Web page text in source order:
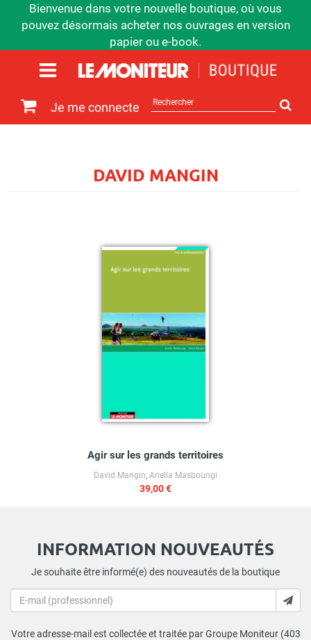
Bienvenue dans votre nouvelle boutique, où vous
pouvez désormais acheter nos ouvrages en version
papier ou e-book.
Je me connecte
sur
le
DAVID MANGIN
Agir sur les grands territoires
David Mangin, Ariella Masboungi
39,00 €
INFORMATION NOUVEAUTÉS
Je souhaite être informé(e) des nouveautés de la boutique
Votre adresse-mail est collectée et traitée par Groupe Moniteur (403